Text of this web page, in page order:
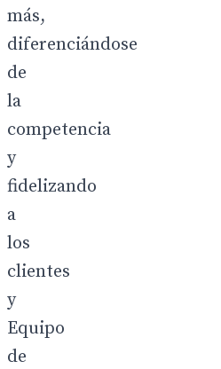
más,
diferenciándose
de
la
competencia
y
fidelizando
a
los
clientes
y
Equipo
de